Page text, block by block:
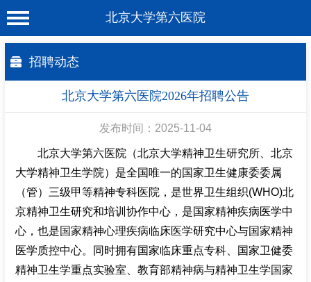
北京大学第六医院
医院概况
科室介绍
专家介绍
就诊服务
科学研究
教育培训
健康科普
招聘动态
北京大学第六医院2026年招聘公告
发布时间：2025-11-04
北京大学第六医院（北京大学精神卫生研究所、北京
大学精神卫生学院）是全国唯一的国家卫生健康委委属
（管）三级甲等精神专科医院，是世界卫生组织(WHO)北
京精神卫生研究和培训协作中心，是国家精神疾病医学中
心，也是国家精神心理疾病临床医学研究中心与国家精神
医学质控中心。同时拥有国家临床重点专科、国家卫健委
精神卫生学重点实验室、教育部精神病与精神卫生学国家